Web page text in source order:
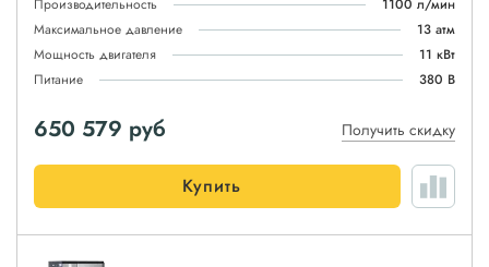
Производительность
1100 л/мин
Максимальное давление
13 атм
Мощность двигателя
11 кВт
Питание
380 В
650 579 руб Получить скидку
Купить